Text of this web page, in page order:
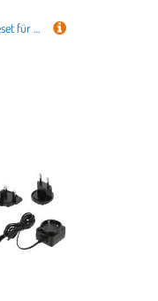
kooa Schermaschinen- & Pflegeset für Haustiere - Komplettset